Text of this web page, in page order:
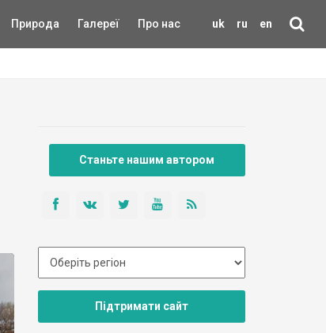
uk ru en
Природа Галереї Про нас
Станьте нашим автором
Підтримати сайт